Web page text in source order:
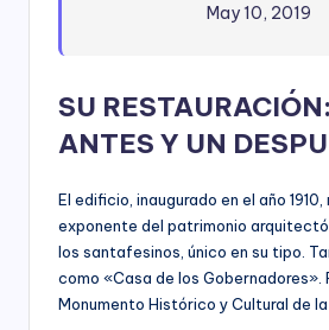
May 10, 2019
SU
ANTES Y UN
El edificio, inaugurado en el año
exponente del patrimonio
los santafesinos, único en su tipo.
como «Casa de los Gobernadores».
Monumento Histórico y Cultural de la